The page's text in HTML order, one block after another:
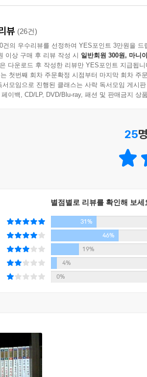
도 있다. 이 소설은 이러한 인간의 고
시킨다.
도 제33회 이상문학상 수상작
상작 김연수 「산책하는 이들의 다섯 가지
여인들의 가을 햇살 같은 봄날의 이야기
초상의 단면을 담담하게 풀어낸 작품
「두 번째 왈츠」
진지함과 작가의 성실함이 묻어나는 작품
문장과 화자의 의식세계의 절묘한 조화
「완전한 항해」
르문학의 요소와 작가의 상?력이 이룬 성과
뷰 (26건)
건의 우수리뷰를 선정하여 YES포인트 3만원을 드
이상 구매 후 리뷰 작성 시 일반회원 300원, 마니
다운로드 후 작성한 리뷰만 YES포인트 지급됩니
첫번째 회차 주문확정 시점부터 마지막 회차 주
서모임으로 진행된 클래스는 사락 독서모임 게시
이백, CD/LP, DVD/Blu-ray, 패션 및 판매금지 상
25
별점별로 리뷰를 확인해 보세
31%
46%
19%
4%
0%